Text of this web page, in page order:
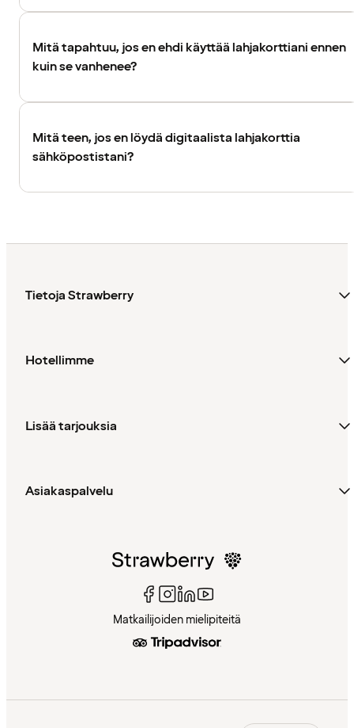
Mitä tapahtuu, jos en ehdi käyttää lahjakorttiani ennen
kuin se vanhenee?
Mitä teen, jos en löydä digitaalista lahjakorttia
sähköpostistani?
Tietoja Strawberry
Hotellimme
Lisää tarjouksia
Asiakaspalvelu
Matkailijoiden mielipiteitä